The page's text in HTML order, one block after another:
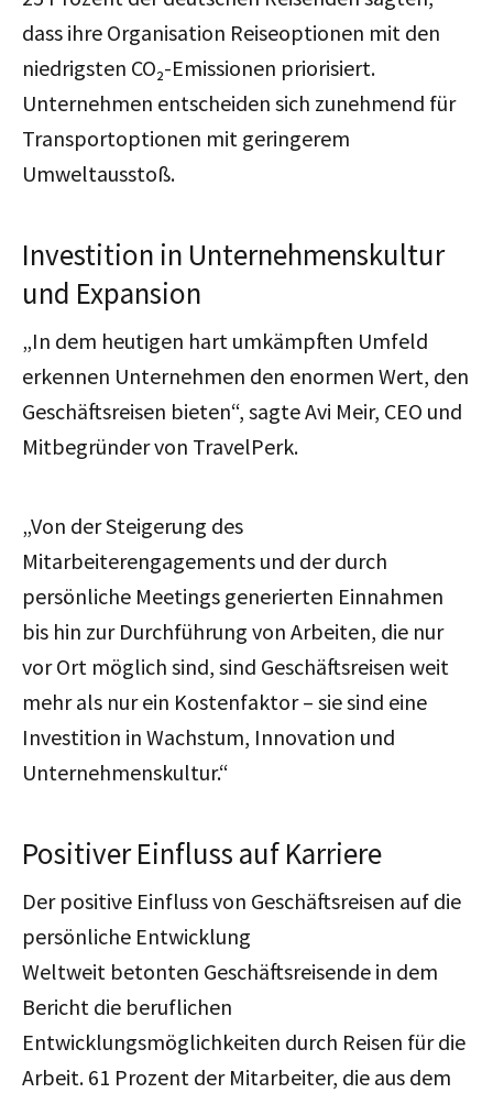
dass ihre Organisation Reiseoptionen mit den
niedrigsten CO₂-Emissionen priorisiert.
Unternehmen entscheiden sich zunehmend für
Transportoptionen mit geringerem
Umweltausstoß.
Investition in Unternehmenskultur
und Expansion
„In dem heutigen hart umkämpften Umfeld
erkennen Unternehmen den enormen Wert, den
Geschäftsreisen bieten“, sagte Avi Meir, CEO und
Mitbegründer von TravelPerk.
„Von der Steigerung des
Mitarbeiterengagements und der durch
persönliche Meetings generierten Einnahmen
bis hin zur Durchführung von Arbeiten, die nur
vor Ort möglich sind, sind Geschäftsreisen weit
mehr als nur ein Kostenfaktor – sie sind eine
Investition in Wachstum, Innovation und
Unternehmenskultur.“
Positiver Einfluss auf Karriere
Der positive Einfluss von Geschäftsreisen auf die
persönliche Entwicklung
Weltweit betonten Geschäftsreisende in dem
Bericht die beruflichen
Entwicklungsmöglichkeiten durch Reisen für die
Arbeit. 61 Prozent der Mitarbeiter, die aus dem